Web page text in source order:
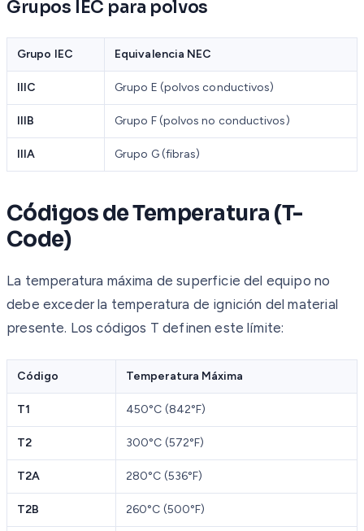
Grupos IEC para polvos
Grupo IEC Equivalencia NEC
IIIC Grupo E (polvos conductivos)
IIIB Grupo F (polvos no conductivos)
IIIA Grupo G (fibras)
Códigos de Temperatura (T-
Code)
La temperatura máxima de superficie del equipo no
debe exceder la temperatura de ignición del material
presente. Los códigos T definen este límite:
Código Temperatura Máxima
T1 450°C (842°F)
T2 300°C (572°F)
T2A 280°C (536°F)
T2B 260°C (500°F)